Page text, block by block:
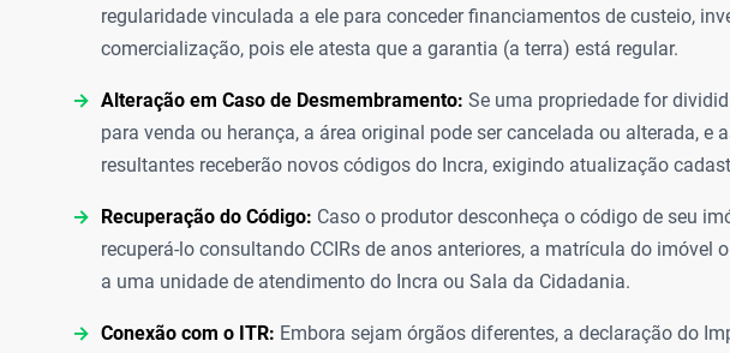
regularidade vinculada a ele para conceder financiamentos de custeio,
comercialização, pois ele atesta que a garantia (a terra) está regular.
Alteração em Caso de Desmembramento: Se uma propriedade for
para venda ou herança, a área original pode ser cancelada ou alterada, e
resultantes receberão novos códigos do Incra, exigindo atualização
Recuperação do Código: Caso o produtor desconheça o código de seu
recuperá-lo consultando CCIRs de anos anteriores, a matrícula do imóvel
a uma unidade de atendimento do Incra ou Sala da Cidadania.
Conexão com o ITR: Embora sejam órgãos diferentes, a declaração do